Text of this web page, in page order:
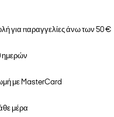
για παραγγελίες άνω των 50 €
ημερών
με MasterCard
μέρα